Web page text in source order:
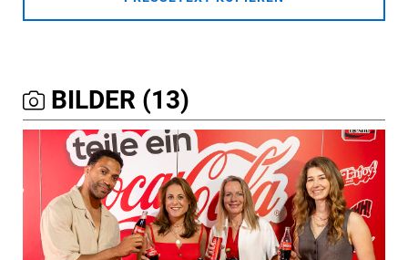
BILDER (13)